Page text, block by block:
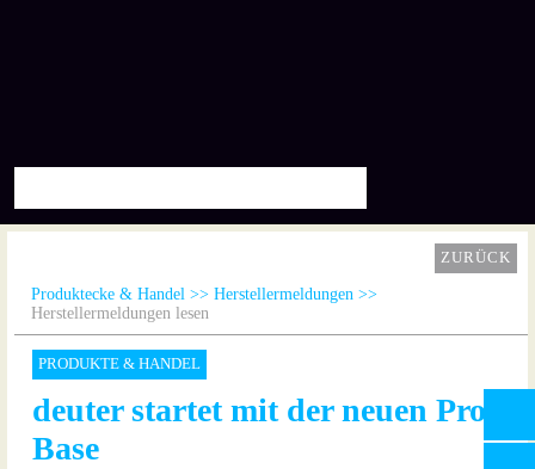
ZURÜCK
Produktecke & Handel
Herstellermeldungen
Herstellermeldungen lesen
PRODUKTE & HANDEL
deuter startet mit der neuen Pro
Base